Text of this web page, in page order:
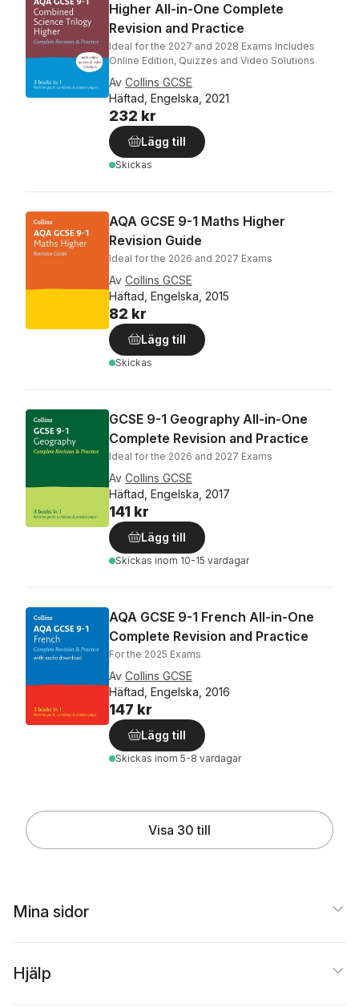
Higher All-in-One Complete
Revision and Practice
Ideal for the 2027 and 2028 Exams Includes
Online Edition, Quizzes and Video Solutions
Av Collins GCSE
Häftad, Engelska, 2021
232 kr
Lägg till
Skickas
AQA GCSE 9-1 Maths Higher
Revision Guide
Ideal for the 2026 and 2027 Exams
Av Collins GCSE
Häftad, Engelska, 2015
82 kr
Lägg till
Skickas
GCSE 9-1 Geography All-in-One
Complete Revision and Practice
Ideal for the 2026 and 2027 Exams
Av Collins GCSE
Häftad, Engelska, 2017
141 kr
Lägg till
Skickas inom 10-15 vardagar
AQA GCSE 9-1 French All-in-One
Complete Revision and Practice
For the 2025 Exams
Av Collins GCSE
Häftad, Engelska, 2016
147 kr
Lägg till
Skickas inom 5-8 vardagar
Visa 30 till
Mina sidor
Hjälp